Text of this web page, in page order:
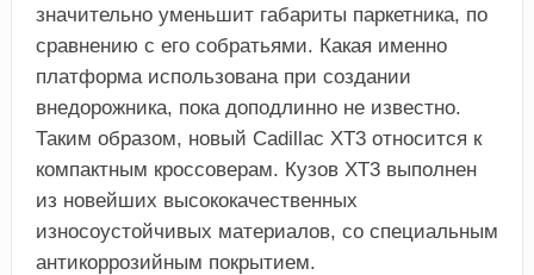
значительно уменьшит габариты паркетника, по
сравнению с его собратьями. Какая именно
платформа использована при создании
внедорожника, пока доподлинно не известно.
Таким образом, новый Cadillac ХТ3 относится к
компактным кроссоверам. Кузов ХТ3 выполнен
из новейших высококачественных
износоустойчивых материалов, со специальным
антикоррозийным покрытием.